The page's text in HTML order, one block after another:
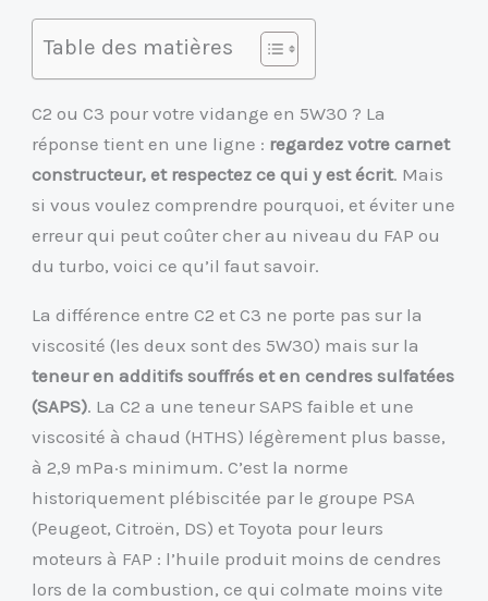
Table des matières
C2 ou C3 pour votre vidange en 5W30 ? La
réponse tient en une ligne : regardez votre carnet
constructeur, et respectez ce qui y est écrit. Mais
si vous voulez comprendre pourquoi, et éviter une
erreur qui peut coûter cher au niveau du FAP ou
du turbo, voici ce qu’il faut savoir.
La différence entre C2 et C3 ne porte pas sur la
viscosité (les deux sont des 5W30) mais sur la
teneur en additifs souffrés et en cendres sulfatées
(SAPS). La C2 a une teneur SAPS faible et une
viscosité à chaud (HTHS) légèrement plus basse,
à 2,9 mPa·s minimum. C’est la norme
historiquement plébiscitée par le groupe PSA
(Peugeot, Citroën, DS) et Toyota pour leurs
moteurs à FAP : l’huile produit moins de cendres
lors de la combustion, ce qui colmate moins vite